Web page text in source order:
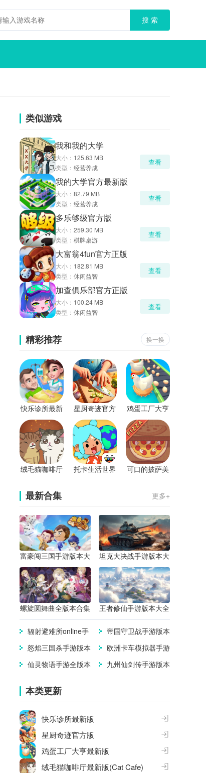
类似游戏
我和我的大学
大小： 125.63 MB
类型： 经营养成
查看
我的大学官方最新版
大小： 82.79 MB
类型： 经营养成
查看
多乐够级官方版
大小： 259.30 MB
类型： 棋牌桌游
查看
大富翁4fun官方正版
大小： 182.81 MB
类型： 休闲益智
查看
加查俱乐部官方正版
大小： 100.24 MB
类型： 休闲益智
查看
精彩推荐 换一换
快乐诊所最新
版
星厨奇迹官方
版
鸡蛋工厂大亨
最新版
绒毛猫咖啡厅
afe)
托卡生活世界
可口的披萨美
最新合集 更多+
富豪闯三国手游版本大
全
坦克大决战手游版本大
全
螺旋圆舞曲全版本合集 王者修仙手游版本大全
辐射避难所online手
帝国守卫战手游版本
怒焰三国杀手游版本
欧洲卡车模拟器手游
仙灵物语手游全版本
九州仙剑传手游版本
本类更新
快乐诊所最新版
星厨奇迹官方版
鸡蛋工厂大亨最新版
绒毛猫咖啡厅最新版(Cat Cafe)